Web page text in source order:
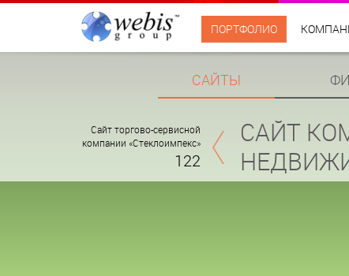
ПОРТФОЛИО
САЙТЫ
Сайт торгово-сервисной
компании «Стеклоимпекс»
122
САЙТ